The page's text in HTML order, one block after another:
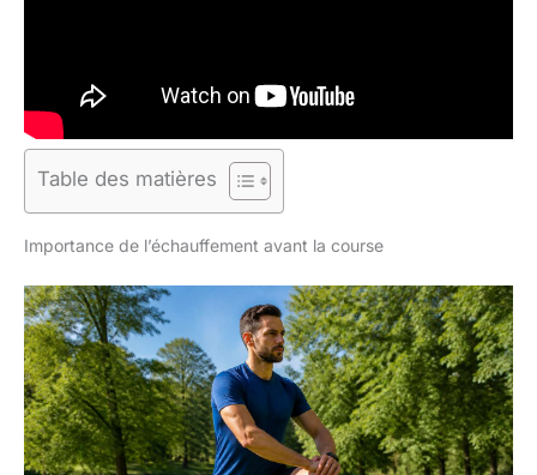
Table des matières
Importance de l’échauffement avant la course